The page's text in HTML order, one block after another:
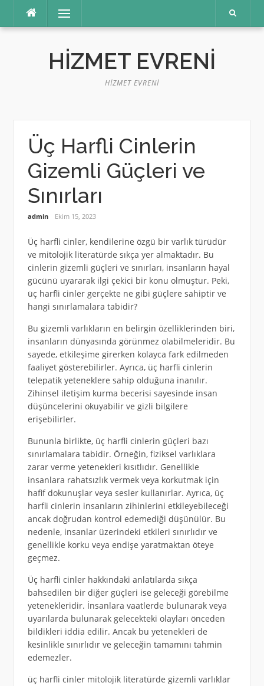
Menü
HIZMET EVRENI
HIZMET EVRENI
Üç Harfli Cinlerin
Gizemli Güçleri ve
Sınırları
admin Ekim 15, 2023
Üç harfli cinler, kendilerine özgü bir varlık türüdür
ve mitolojik literatürde sıkça yer almaktadır. Bu
cinlerin gizemli güçleri ve sınırları, insanların hayal
gücünü uyararak ilgi çekici bir konu olmuştur. Peki,
üç harfli cinler gerçekte ne gibi güçlere sahiptir ve
hangi sınırlamalara tabidir?
Bu gizemli varlıkların en belirgin özelliklerinden biri,
insanların dünyasında görünmez olabilmeleridir. Bu
sayede, etkileşime girerken kolayca fark edilmeden
faaliyet gösterebilirler. Ayrıca, üç harfli cinlerin
telepatik yeteneklere sahip olduğuna inanılır.
Zihinsel iletişim kurma becerisi sayesinde insan
düşüncelerini okuyabilir ve gizli bilgilere
erişebilirler.
Bununla birlikte, üç harfli cinlerin güçleri bazı
sınırlamalara tabidir. Örneğin, fiziksel varlıklara
zarar verme yetenekleri kısıtlıdır. Genellikle
insanlara rahatsızlık vermek veya korkutmak için
hafif dokunuşlar veya sesler kullanırlar. Ayrıca, üç
harfli cinlerin insanların zihinlerini etkileyebileceği
ancak doğrudan kontrol edemediği düşünülür. Bu
nedenle, insanlar üzerindeki etkileri sınırlıdır ve
genellikle korku veya endişe yaratmaktan öteye
geçmez.
Üç harfli cinler hakkındaki anlatılarda sıkça
bahsedilen bir diğer güçleri ise geleceği görebilme
yetenekleridir. İnsanlara vaatlerde bulunarak veya
uyarılarda bulunarak gelecekteki olayları önceden
bildikleri iddia edilir. Ancak bu yetenekleri de
kesinlikle sınırlıdır ve geleceğin tamamını tahmin
edemezler.
üç harfli cinler mitolojik literatürde gizemli varlıklar